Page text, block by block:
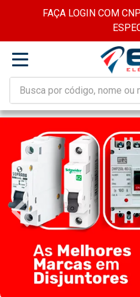
FAÇA LOGIN COM